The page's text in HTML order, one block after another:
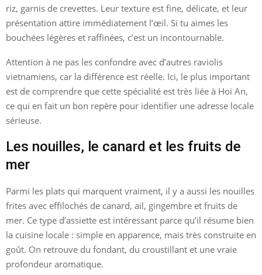
riz, garnis de crevettes. Leur texture est fine, délicate, et leur
présentation attire immédiatement l’œil. Si tu aimes les
bouchées légères et raffinées, c’est un incontournable.
Attention à ne pas les confondre avec d’autres raviolis
vietnamiens, car la différence est réelle. Ici, le plus important
est de comprendre que cette spécialité est très liée à Hoi An,
ce qui en fait un bon repère pour identifier une adresse locale
sérieuse.
Les nouilles, le canard et les fruits de
mer
Parmi les plats qui marquent vraiment, il y a aussi les nouilles
frites avec effilochés de canard, ail, gingembre et fruits de
mer. Ce type d’assiette est intéressant parce qu’il résume bien
la cuisine locale : simple en apparence, mais très construite en
goût. On retrouve du fondant, du croustillant et une vraie
profondeur aromatique.